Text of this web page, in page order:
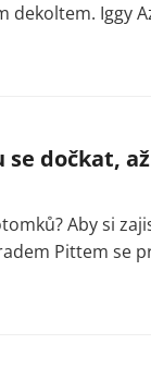
dekoltem. Iggy
se dočkat, až
Aby si
Pittem se